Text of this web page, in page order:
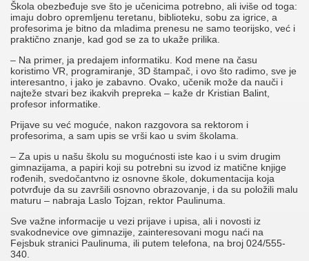
Škola obezbeđuje sve što je učenicima potrebno, ali iviše od toga:
imaju dobro opremljenu teretanu, biblioteku, sobu za igrice, a
profesorima je bitno da mladima prenesu ne samo teorijsko, već i
praktično znanje, kad god se za to ukaže prilika.
– Na primer, ja predajem informatiku. Kod mene na času
koristimo VR, programiranje, 3D štampač, i ovo što radimo, sve je
interesantno, i jako je zabavno. Ovako, učenik može da nauči i
najteže stvari bez ikakvih prepreka – kaže dr Kristian Balint,
profesor informatike.
Prijave su već moguće, nakon razgovora sa rektorom i
profesorima, a sam upis se vrši kao u svim školama.
– Za upis u našu školu su mogućnosti iste kao i u svim drugim
gimnazijama, a papiri koji su potrebni su izvod iz matične knjige
rođenih, svedočantvno iz osnovne škole, dokumentacija koja
potvrđuje da su završili osnovno obrazovanje, i da su položili malu
maturu – nabraja Laslo Tojzan, rektor Paulinuma.
Sve važne informacije u vezi prijave i upisa, ali i novosti iz
svakodnevice ove gimnazije, zainteresovani mogu naći na
Fejsbuk stranici Paulinuma, ili putem telefona, na broj 024/555-
340.